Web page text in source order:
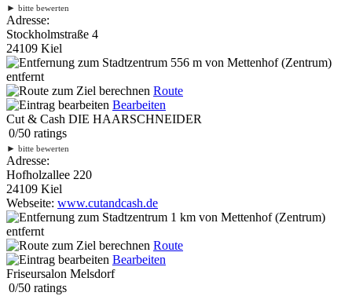
► bitte bewerten
Adresse:
Stockholmstraße 4
24109 Kiel
556 m von Mettenhof (Zentrum)
entfernt
Route
Bearbeiten
Cut & Cash DIE HAARSCHNEIDER
0/50 ratings
► bitte bewerten
Adresse:
Hofholzallee 220
24109 Kiel
Webseite: www.cutandcash.de
1 km von Mettenhof (Zentrum)
entfernt
Route
Bearbeiten
Friseursalon Melsdorf
0/50 ratings